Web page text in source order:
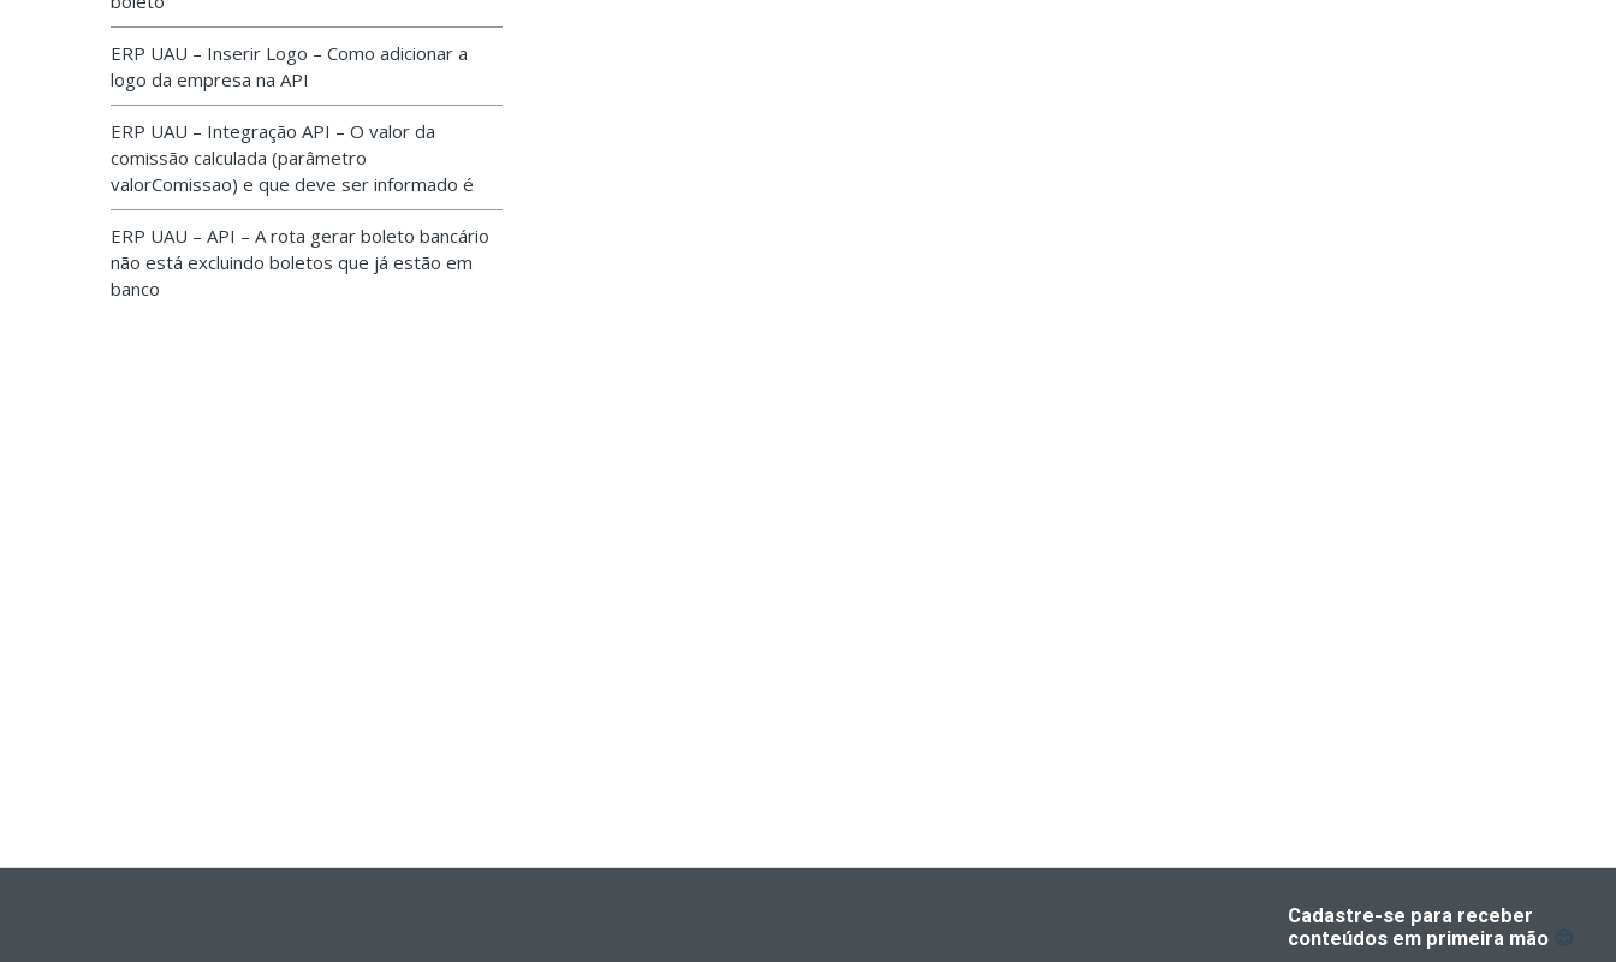
ERP UAU – Inserir Logo – Como adicionar a
logo da empresa na API
ERP UAU – Integração API – O valor da
comissão calculada (parâmetro
valorComissao) e que deve ser informado é
ERP UAU – API – A rota gerar boleto bancário
não está excluindo boletos que já estão em
banco